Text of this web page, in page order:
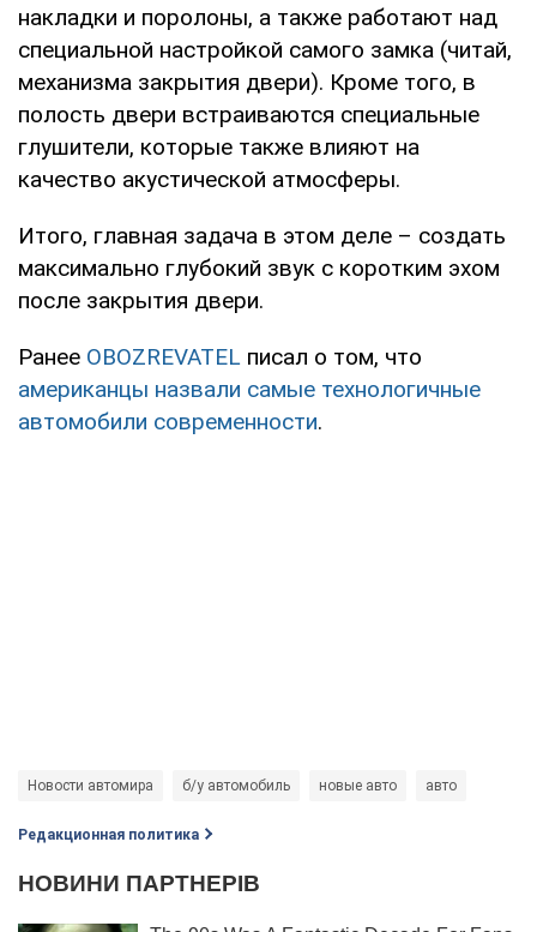
накладки и поролоны, а также работают над
специальной настройкой самого замка (читай,
механизма закрытия двери). Кроме того, в
полость двери встраиваются специальные
глушители, которые также влияют на
качество акустической атмосферы.
Итого, главная задача в этом деле – создать
максимально глубокий звук с коротким эхом
после закрытия двери.
Ранее OBOZREVATEL писал о том, что
американцы назвали самые технологичные
автомобили современности.
Новости автомира б/у автомобиль новые авто авто
Редакционная политика